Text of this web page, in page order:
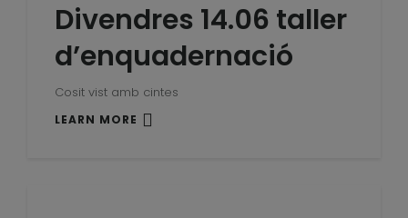
Divendres 14.06 taller
d’enquadernació
Cosit vist amb cintes
LEARN MORE